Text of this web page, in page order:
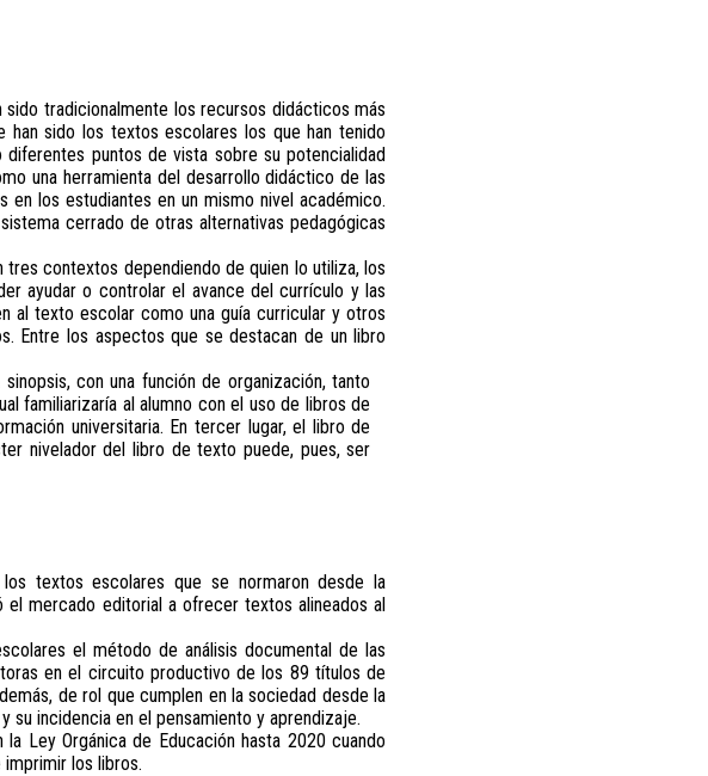
tradicionalmente los recursos didácticos más
han sido los textos escolares los que han tenido
puntos de vista sobre su potencialidad
una herramienta del desarrollo didáctico de las
los estudiantes en un mismo nivel académico.
cerrado de otras alternativas pedagógicas
contextos dependiendo de quien lo utiliza, los
ayudar o controlar el avance del currículo y las
al texto escolar como una guía curricular y otros
Entre los aspectos que se destacan de un libro
con una función de organización, tanto
familiarizaría al alumno con el uso de libros de
universitaria. En tercer lugar, el libro de
nivelador del libro de texto puede, pues, ser
textos escolares que se normaron desde la
el mercado editorial a ofrecer textos alineados al
el método de análisis documental de las
en el circuito productivo de los 89 títulos de
de rol que cumplen en la sociedad desde la
incidencia en el pensamiento y aprendizaje.
Ley Orgánica de Educación hasta 2020 cuando
los libros.